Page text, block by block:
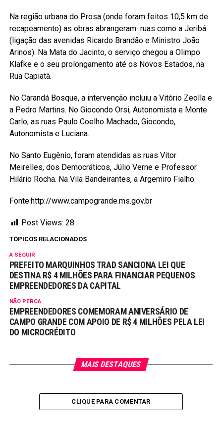
Na região urbana do Prosa (onde foram feitos 10,5 km de
recapeamento) as obras abrangeram ruas como a Jeribá
(ligação das avenidas Ricardo Brandão e Ministro João
Arinos). Na Mata do Jacinto, o serviço chegou a Olimpo
Klafke e o seu prolongamento até os Novos Estados, na
Rua Capiatã.
No Carandá Bosque, a intervenção incluiu a Vitório Zeolla e
a Pedro Martins. No Giocondo Orsi, Autonomista e Monte
Carlo, as ruas Paulo Coelho Machado, Giocondo,
Autonomista e Luciana.
No Santo Eugênio, foram atendidas as ruas Vitor
Meirelles, dos Democráticos, Júlio Verne e Professor
Hilário Rocha. Na Vila Bandeirantes, a Argemiro Fialho.
Fonte:http://www.campogrande.ms.gov.br
Post Views: 28
TÓPICOS RELACIONADOS
A SEGUIR
PREFEITO MARQUINHOS TRAD SANCIONA LEI QUE
DESTINA R$ 4 MILHÕES PARA FINANCIAR PEQUENOS
EMPREENDEDORES DA CAPITAL
NÃO PERCA
EMPREENDEDORES COMEMORAM ANIVERSÁRIO DE
CAMPO GRANDE COM APOIO DE R$ 4 MILHÕES PELA LEI
DO MICROCRÉDITO
MAIS DESTAQUES
CLIQUE PARA COMENTAR